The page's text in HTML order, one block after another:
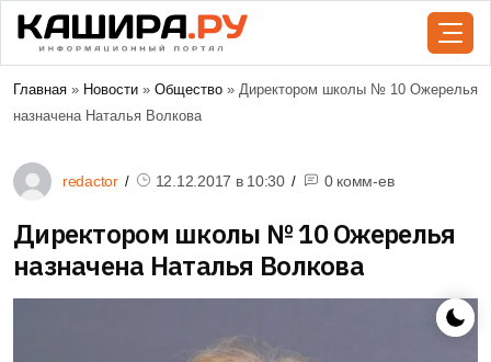
Главная » Новости » Общество » Директором школы № 10 Ожерелья
назначена Наталья Волкова
redactor 12.12.2017 в 10:30 0 комм-ев
Директором школы № 10 Ожерелья
назначена Наталья Волкова